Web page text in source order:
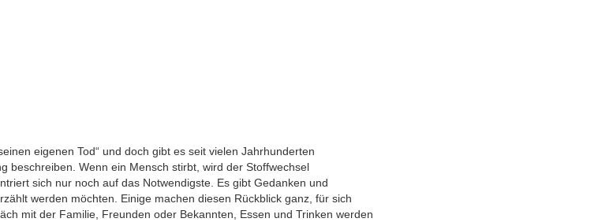
eigenen Tod“ und doch gibt es seit vielen Jahrhunderten
beschreiben. Wenn ein Mensch stirbt, wird der Stoffwechsel
sich nur noch auf das Notwendigste. Es gibt Gedanken und
werden möchten. Einige machen diesen Rückblick ganz, für sich
mit der Familie, Freunden oder Bekannten, Essen und Trinken werden